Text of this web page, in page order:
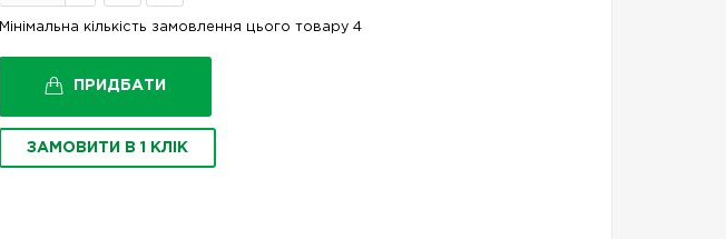
В
Порівняти
Мінімальна кількість замовлення цього товару 4
ПРИДБАТИ
ЗАМОВИТИ В 1 КЛІК